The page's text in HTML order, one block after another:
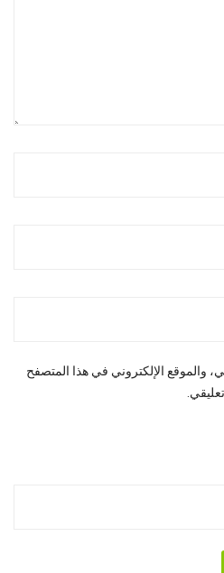
والموقع الإلكتروني في هذا المتصفح